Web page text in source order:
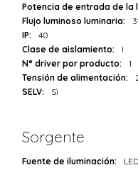
Potencia de entrada de la
Flujo luminoso luminaria:
IP:
40
Clase de aislamiento:
I
N° driver por producto:
1
Tensión de alimentación:
SELV:
Sì
Sorgente
Fuente de iluminación:
LED